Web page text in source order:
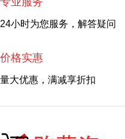
24小时为您服务，解答疑问
价格实惠
量大优惠，满减享折扣